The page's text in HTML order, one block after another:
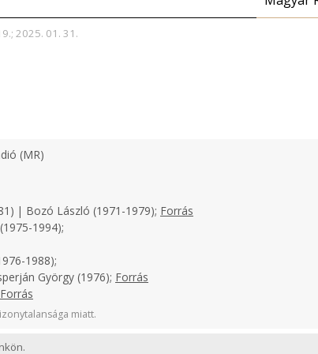
2025. 01. 31.
(MR)
| Bozó László (1971-1979); Forrás
1994);
1988);
György (1976); Forrás
Forrás
miatt.